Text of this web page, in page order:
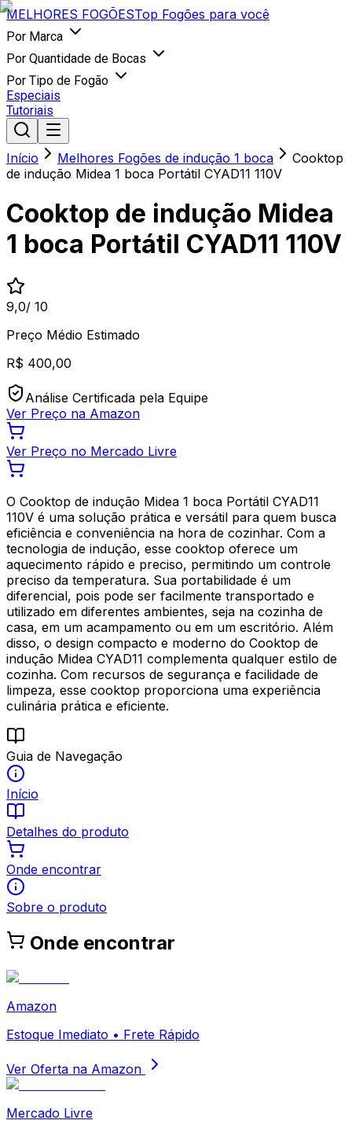
MELHORES FOGÕESTop Fogões para você
Por Marca
Por Quantidade de Bocas
Por Tipo de Fogão
Especiais
Tutoriais
Início Melhores Fogões de indução 1 boca
Cooktop
de indução Midea 1 boca Portátil CYAD11 110V
Cooktop de indução Midea
1 boca Portátil CYAD11 110V
9,0/ 10
Preço Médio Estimado
R$ 400,00
Análise Certificada pela Equipe
Ver Preço na Amazon
Ver Preço no Mercado Livre
O Cooktop de indução Midea 1 boca Portátil CYAD11
110V é uma solução prática e versátil para quem busca
eficiência e conveniência na hora de cozinhar. Com a
tecnologia de indução, esse cooktop oferece um
aquecimento rápido e preciso, permitindo um controle
preciso da temperatura. Sua portabilidade é um
diferencial, pois pode ser facilmente transportado e
utilizado em diferentes ambientes, seja na cozinha de
casa, em um acampamento ou em um escritório. Além
disso, o design compacto e moderno do Cooktop de
indução Midea CYAD11 complementa qualquer estilo de
cozinha. Com recursos de segurança e facilidade de
limpeza, esse cooktop proporciona uma experiência
culinária prática e eficiente.
Guia de Navegação
Início
Detalhes do produto
Onde encontrar
Sobre o produto
Onde encontrar
Amazon
Estoque Imediato • Frete Rápido
Ver Oferta na Amazon
Mercado Livre